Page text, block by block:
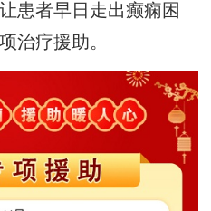
患者早日走出癫痫困
治疗援助。